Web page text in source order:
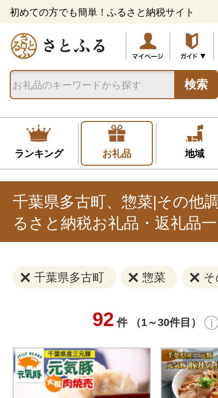
初めての方でも簡単！ふるさと納税サイト
検索
ランキング お礼品 地域
千葉県多古町、惣菜|その他
るさと納税お礼品・返礼品
千葉県多古町 惣菜
92 件 （1～30件目）